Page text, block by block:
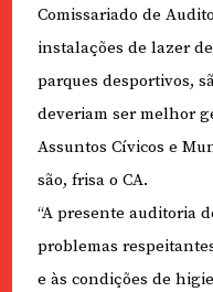
Comissariado de
instalações de lazer
parques desportivos,
deveriam ser melhor
Assuntos Cívicos e
são, frisa o CA.
“A presente auditoria
problemas
e às condições de